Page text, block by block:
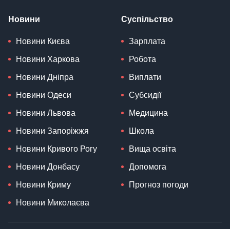
Новини
Новини Києва
Новини Харкова
Новини Дніпра
Новини Одеси
Новини Львова
Новини Запоріжжя
Новини Кривого Рогу
Новини Донбасу
Новини Криму
Новини Миколаєва
Суспільство
Зарплата
Робота
Виплати
Субсидії
Медицина
Школа
Вища освіта
Допомога
Прогноз погоди